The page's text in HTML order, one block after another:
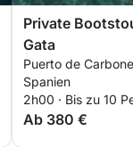
Private
Gata
Puerto de
Spanien
2h00 · Bis zu 10
Ab 380 €